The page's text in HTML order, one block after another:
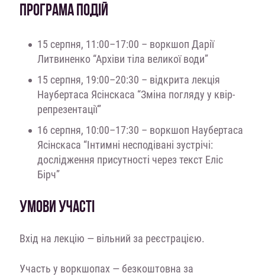
ПРОГРАМА ПОДІЙ
15 серпня, 11:00–17:00 – воркшоп Дарії
Литвиненко “Архіви тіла великої води”
15 серпня, 19:00–20:30 – відкрита лекція
Наубертаса Ясінскаса “Зміна погляду у квір-
репрезентації”
16 серпня, 10:00–17:30 – воркшоп Наубертаса
Ясінскаса “Інтимні несподівані зустрічі:
дослідження присутності через текст Еліс
Бірч”
УМОВИ УЧАСТІ
Вхід на лекцію — вільний за реєстрацією.
Участь у воркшопах — безкоштовна за